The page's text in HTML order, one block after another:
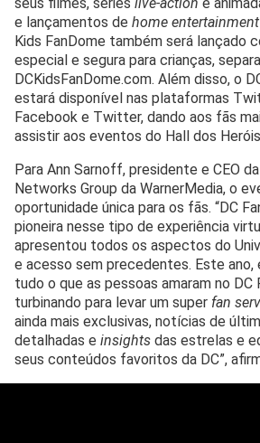
e lançamentos de home entertainment
Kids FanDome também será lançado
especial e segura para crianças,
DCKidsFanDome.com. Além disso, o
estará disponível nas plataformas
Facebook e Twitter, dando aos fãs
assistir aos eventos do Hall dos
Para Ann Sarnoff, presidente e CEO
Networks Group da WarnerMedia, o
oportunidade única para os fãs. “DC
pioneira nesse tipo de experiência
apresentou todos os aspectos do
e acesso sem precedentes. Este ano,
tudo o que as pessoas amaram no DC
turbinando para levar um super fan
ainda mais exclusivas, notícias de
detalhadas e insights das estrelas e
seus conteúdos favoritos da DC”,